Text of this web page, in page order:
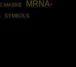
MASKE
MRNA-
SYMBOLS